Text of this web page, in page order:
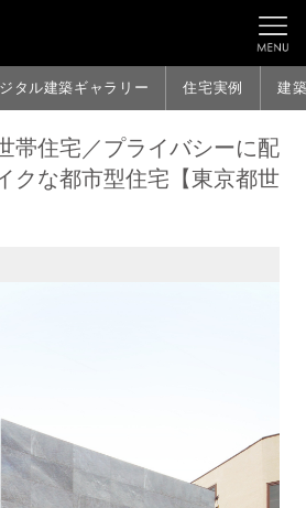
タル建築ギャラリー 住宅実例 建
帯住宅／プライバシーに配
クな都市型住宅【東京都世